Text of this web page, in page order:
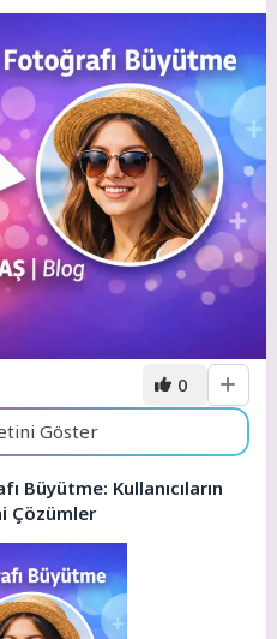
0
Göster
Büyütme: Kullanıcıların
Çözümler